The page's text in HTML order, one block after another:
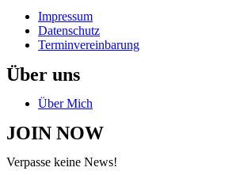
Impressum
Datenschutz
Terminvereinbarung
Über uns
Über Mich
JOIN NOW
Verpasse keine News!